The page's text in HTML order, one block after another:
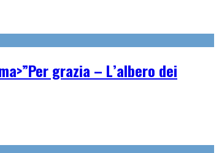
grazia – L’albero dei